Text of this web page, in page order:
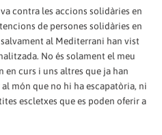
contra les accions solidàries en
de persones solidàries en
al Mediterrani han vist
No és solament el meu
en curs i uns altres que ja han
món que no hi ha escapatòria, ni
escletxes que es poden oferir a